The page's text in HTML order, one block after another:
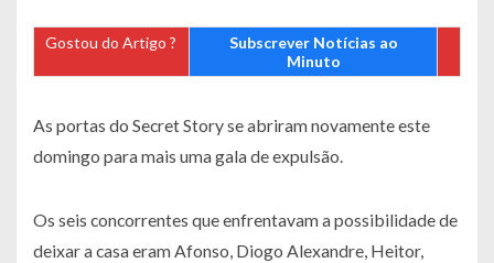
Gostou do Artigo ?
Subscrever Notícias ao
Minuto
As portas do Secret Story se abriram novamente este
domingo para mais uma gala de expulsão.
Os seis concorrentes que enfrentavam a possibilidade de
deixar a casa eram Afonso, Diogo Alexandre, Heitor,